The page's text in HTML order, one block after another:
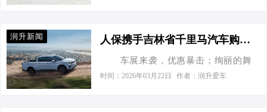
购买一款适合平时出行的车子，或者
您的需求，选择到最合适的车辆，把
您的爱车带回家。为了使广大消费…
区北凯旋路3999-9号一汽奔腾悦意瑞
宝4S店举办一场消费者首选的活动。
此次活动将开启车展新模式，不一样
的购车体验，更加贴心的服务，只等
润升新闻 人保携手吉林省千里马汽车购车嘉年华
车展来袭，优惠暴击；绚丽的舞
台，突破传统的新型技术，亮眼的新
时间：2026年03月22日 作者：润升爱车